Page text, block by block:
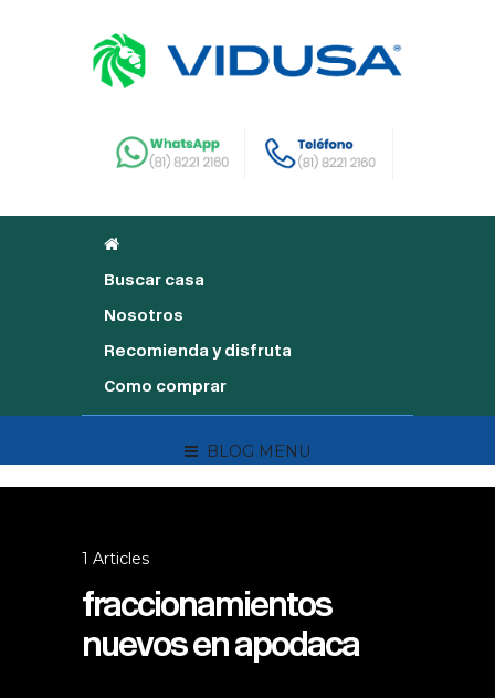
Buscar casa
Nosotros
Recomienda y disfruta
Como comprar
BLOG MENU
1 Articles
fraccionamientos
nuevos en apodaca